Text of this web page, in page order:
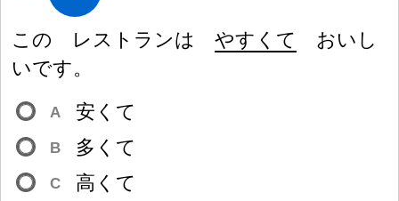
この レストランは やすくて
おいし
いです。
A 安 くて
B 多 くて
C 高 くて